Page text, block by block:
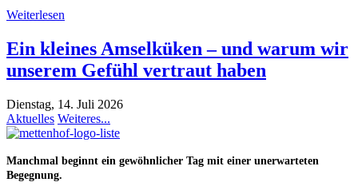
Weiterlesen
Ein kleines Amselküken – und warum wir
unserem Gefühl vertraut haben
Dienstag, 14. Juli 2026
Aktuelles Weiteres...
Manchmal beginnt ein gewöhnlicher Tag mit einer unerwarteten
Begegnung.